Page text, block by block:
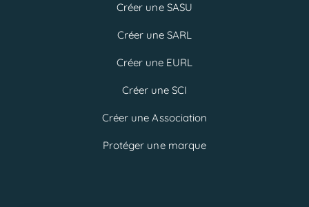
Créer une SASU
Créer une SARL
Créer une EURL
Créer une SCI
Créer une Association
Protéger une marque